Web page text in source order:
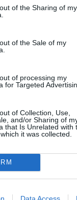
of the Sharing of my
of the Sale of my
of processing my
for Targeted
of Collection, Use,
and/or Sharing of
that Is Unrelated with
it was collected.
Data Access
d. 05:41
jau seniai
sveikata ir
jos
bet ir nuo